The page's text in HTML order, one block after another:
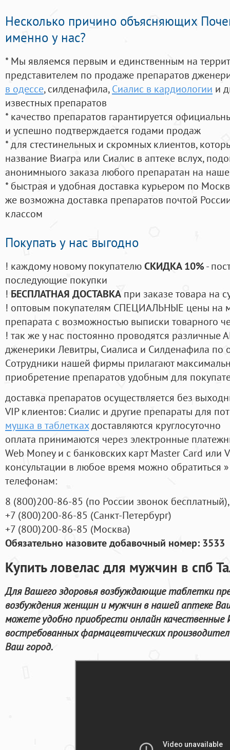
Несколько причино объясняющих
именно у нас?
* Мы являемся первым и единственным на
представителем по продаже препаратов
в одессе, силденафила, Сиалис в кардиологии и
известных препаратов
* качество препаратов гарантируется
и успешно подтверждается годами продаж
* для стестинельных и скромных клиентов,
название Виагра или Сиалис в аптеке вслух,
анонимныого заказа любого препаратан на
* быстрая и удобная доставка курьером по
же возможна доставка препаратов почтой
классом
Покупать у нас выгодно
! каждому новому покупателюСКИДКА 10%-
последующие покупки
! БЕСПЛАТНАЯ ДОСТАВКА при заказе товара на
! оптовым покупателям СПЕЦИАЛЬНЫЕ цены на
препарата с возможностью выписки товарного
! так же у нас постоянно проводятся
дженерики Левитры, Сиалиса и Силденафила по
Cотрудники нашей фирмы прилагают
приобретение препаратов удобным для
доставка препаратов осуществляется без
VIP клиентов: Сиалис и другие препараты для
мушка в таблеткахдоставляются круглосуточно
оплата принимаются через электронные
Web Money и с банковских карт Master Card или
консультации в любое время можно обратиться
телефонам:
8 (800)200-86-85 (по России звонок бесплатный),
+7 (800)200-86-85 (Санкт-Петербург)
+7 (800)200-86-85 (Москва)
Обязательно назовите добавочный номер: 3533
Купить ловелас для мужчин в спб
Для Вашего здоровья возбуждающие таблетки
возбуждения женщин и мужчин в нашей аптеке
можете удобно приобрести онлайн качественные
востребованных фармацевтических
Ваш город.